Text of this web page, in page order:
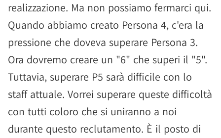
realizzazione. Ma non possiamo fermarci qui.
Quando abbiamo creato Persona 4, c'era la
pressione che doveva superare Persona 3.
Ora dovremo creare un "6" che superi il "5".
Tuttavia, superare P5 sarà difficile con lo
staff attuale. Vorrei superare queste difficoltà
con tutti coloro che si uniranno a noi
durante questo reclutamento. È il posto di